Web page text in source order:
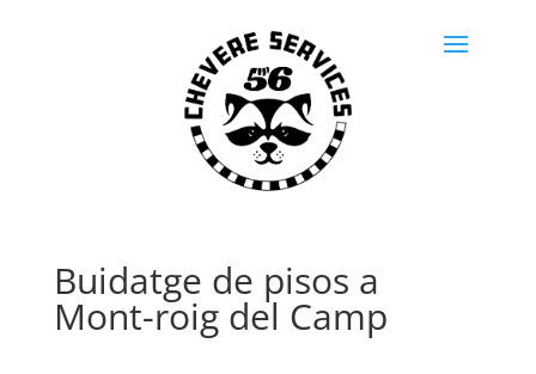
Buidatge de pisos a
Mont-roig del Camp